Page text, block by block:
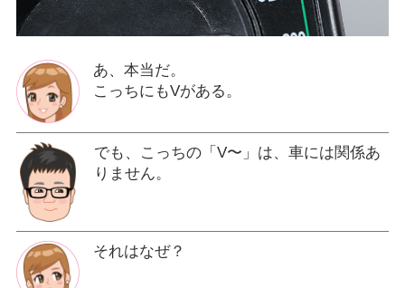
あ、本当だ。
こっちにもVがある。
でも、こっちの「V〜」は、車には関係あ
りません。
それはなぜ？